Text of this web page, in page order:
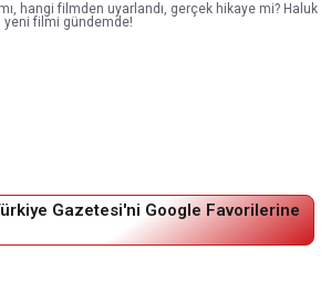
hangi filmden uyarlandı, gerçek hikaye mi? Haluk
yeni filmi gündemde!
Gazetesi'ni Google Favorilerine